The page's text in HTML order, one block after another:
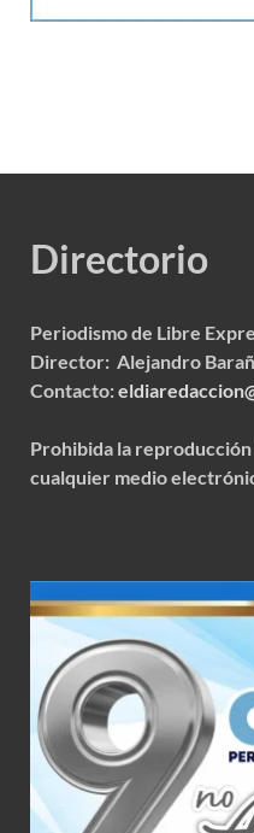
Directorio
Periodismo de Libre
Director: Alejandro
Contacto:
Prohibida la
cualquier medio